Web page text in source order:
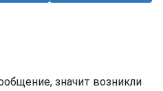
значит возникли